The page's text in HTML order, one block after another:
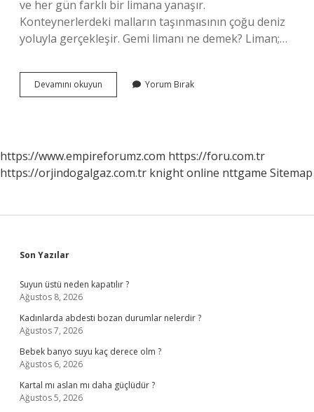
ve her gün farklı bir limana yanaşır.
Konteynerlerdeki malların taşınmasının çoğu deniz
yoluyla gerçekleşir. Gemi limanı ne demek? Liman;…
Devamını okuyun
Limanı
Yorum Bırak
https://www.empireforumz.com https://foru.com.tr
https://orjindogalgaz.com.tr knight online nttgame Sitemap
Sidebar
Son Yazılar
Suyun üstü neden kapatılır ?
Ağustos 8, 2026
Kadınlarda abdesti bozan durumlar nelerdir ?
Ağustos 7, 2026
Bebek banyo suyu kaç derece olm ?
Ağustos 6, 2026
Kartal mı aslan mı daha güçlüdür ?
Ağustos 5, 2026